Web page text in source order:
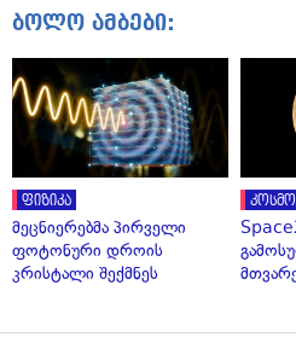
ბოლო ამბები:
ფიზიკა
მეცნიერებმა პირველი
ფოტონური დროის
კრისტალი შექმნეს